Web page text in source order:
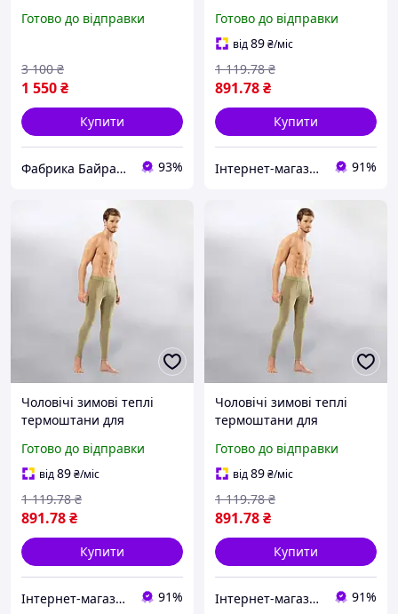
Зелений Олива
Готово до відправки
1 550₴
3 100 ₴
Купити
Фабрика Байрактар - магазин тактичного спорядження 93%
армійська термобілизна з
поліспандексу бежева
розмір S-M ALLe529
Готово до відправки
від89₴/міс
891.78₴
1 119.78 ₴
Купити
Інтернет-магазин Allegoriya 91%
Чоловічі зимові теплі
термоштани для
армійська термобілизна з
поліспандексу бежеве
розмір S-M ALLe531
Готово до відправки
від89₴/міс
891.78₴
1 119.78 ₴
Купити
Інтернет-магазин Allegoriya 91%
Чоловічі зимові теплі
термоштани для
армійська термобілизна з
поліспандексу бежеве
розмір L-XL ALLe532
Готово до відправки
від89₴/міс
891.78₴
1 119.78 ₴
Купити
Інтернет-магазин Allegoriya 91%